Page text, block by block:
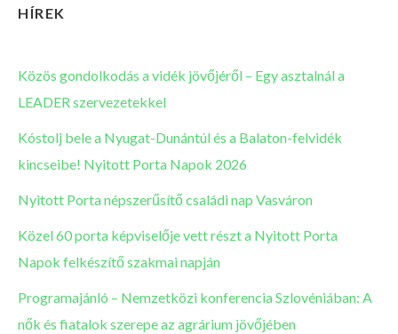
HÍREK
Közös gondolkodás a vidék jövőjéről – Egy asztalnál a
LEADER szervezetekkel
Kóstolj bele a Nyugat-Dunántúl és a Balaton-felvidék
kincseibe! Nyitott Porta Napok 2026
Nyitott Porta népszerűsítő családi nap Vasváron
Közel 60 porta képviselője vett részt a Nyitott Porta
Napok felkészítő szakmai napján
Programajánló – Nemzetközi konferencia Szlovéniában: A
nők és fiatalok szerepe az agrárium jövőjében